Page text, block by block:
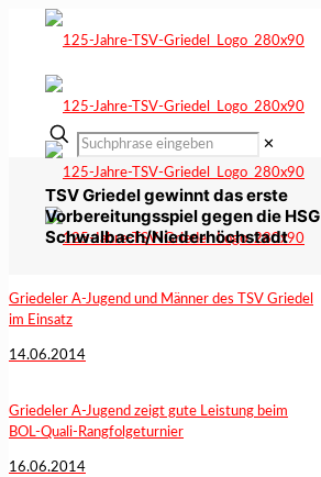
✕
TSV Griedel gewinnt das erste
Vorbereitungsspiel gegen die HSG
Schwalbach/Niederhöchstadt
Griedeler A-Jugend und Männer des TSV Griedel
im Einsatz
14.06.2014
Griedeler A-Jugend zeigt gute Leistung beim
BOL-Quali-Rangfolgeturnier
16.06.2014